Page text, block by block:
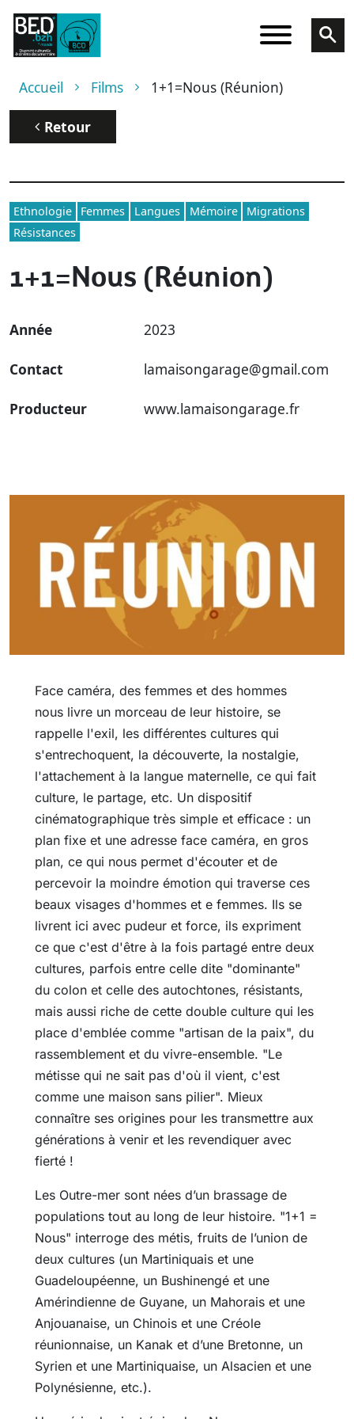
Aller au contenu principal
Fil d'Ariane
Accueil Films 1+1=Nous (Réunion)
Retour
Ethnologie Femmes Langues Mémoire
Migrations
Résistances
1+1=Nous (Réunion)
Année 2023
Contact lamaisongarage@gmail.com
Producteur www.lamaisongarage.fr
Face caméra, des femmes et des hommes
nous livre un morceau de leur histoire, se
rappelle l'exil, les différentes cultures qui
s'entrechoquent, la découverte, la nostalgie,
l'attachement à la langue maternelle, ce qui fait
culture, le partage, etc. Un dispositif
cinématographique très simple et efficace : un
plan fixe et une adresse face caméra, en gros
plan, ce qui nous permet d'écouter et de
percevoir la moindre émotion qui traverse ces
beaux visages d'hommes et e femmes. Ils se
livrent ici avec pudeur et force, ils expriment
ce que c'est d'être à la fois partagé entre deux
cultures, parfois entre celle dite "dominante"
du colon et celle des autochtones, résistants,
mais aussi riche de cette double culture qui les
place d'emblée comme "artisan de la paix", du
rassemblement et du vivre-ensemble. "Le
métisse qui ne sait pas d'où il vient, c'est
comme une maison sans pilier". Mieux
connaître ses origines pour les transmettre aux
générations à venir et les revendiquer avec
fierté !
Les Outre-mer sont nées d’un brassage de
populations tout au long de leur histoire. "1+1 =
Nous" interroge des métis, fruits de l’union de
deux cultures (un Martiniquais et une
Guadeloupéenne, un Bushinengé et une
Amérindienne de Guyane, un Mahorais et une
Anjouanaise, un Chinois et une Créole
réunionnaise, un Kanak et d’une Bretonne, un
Syrien et une Martiniquaise, un Alsacien et une
Polynésienne, etc.).